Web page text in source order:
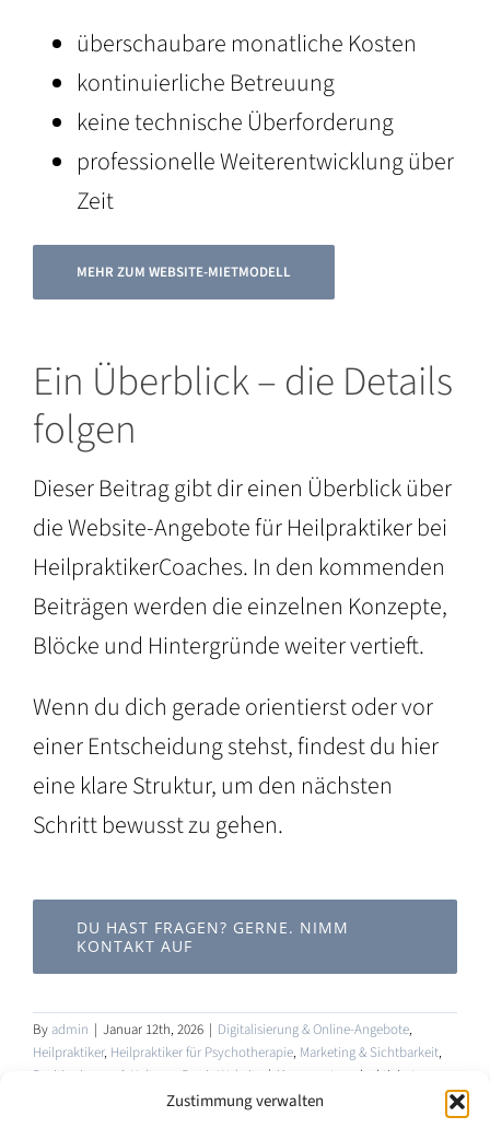
Zustimmung verwalten
überschaubare monatliche Kosten
kontinuierliche Betreuung
keine technische Überforderung
professionelle Weiterentwicklung über
Zeit
MEHR ZUM WEBSITE-MIETMODELL
Ein Überblick – die Details
folgen
Dieser Beitrag gibt dir einen Überblick über
die Website-Angebote für Heilpraktiker bei
HeilpraktikerCoaches. In den kommenden
Beiträgen werden die einzelnen Konzepte,
Blöcke und Hintergründe weiter vertieft.
Wenn du dich gerade orientierst oder vor
einer Entscheidung stehst, findest du hier
eine klare Struktur, um den nächsten
Schritt bewusst zu gehen.
DU HAST FRAGEN? GERNE. NIMM
KONTAKT AUF
Byadmin | Januar 12th, 2026 | Digitalisierung & Online-Angebote,
Heilpraktiker, Heilpraktiker für Psychotherapie, Marketing & Sichtbarkeit,
Positionierung & Haltung
Praxis Website | Kommentare deaktiviert
Website-